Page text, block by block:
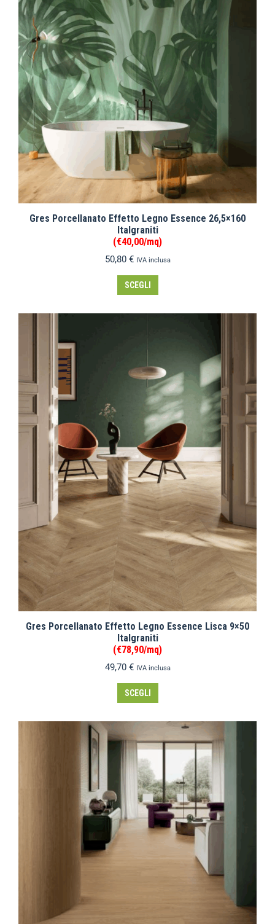
Gres Porcellanato Effetto Legno Essence 26,5×160
Italgraniti
(€40,00/mq)
50,80 € IVA inclusa
SCEGLI
Gres Porcellanato Effetto Legno Essence Lisca 9×50
Italgraniti
(€78,90/mq)
49,70 € IVA inclusa
SCEGLI